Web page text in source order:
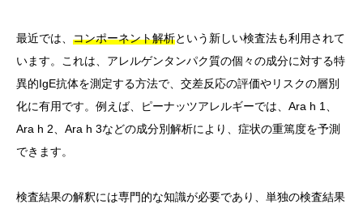
最近では、 コンポーネント解析という新しい検査法も利用されて
います。これは、アレルゲンタンパク質の個々の成分に対する特
異的IgE抗体を測定する方法で、交差反応の評価やリスクの層別
化に有用です。例えば、ピーナッツアレルギーでは、Ara h 1、
Ara h 2、Ara h 3などの成分別解析により、症状の重篤度を予測
できます。
検査結果の解釈には専門的な知識が必要であり、単独の検査結果